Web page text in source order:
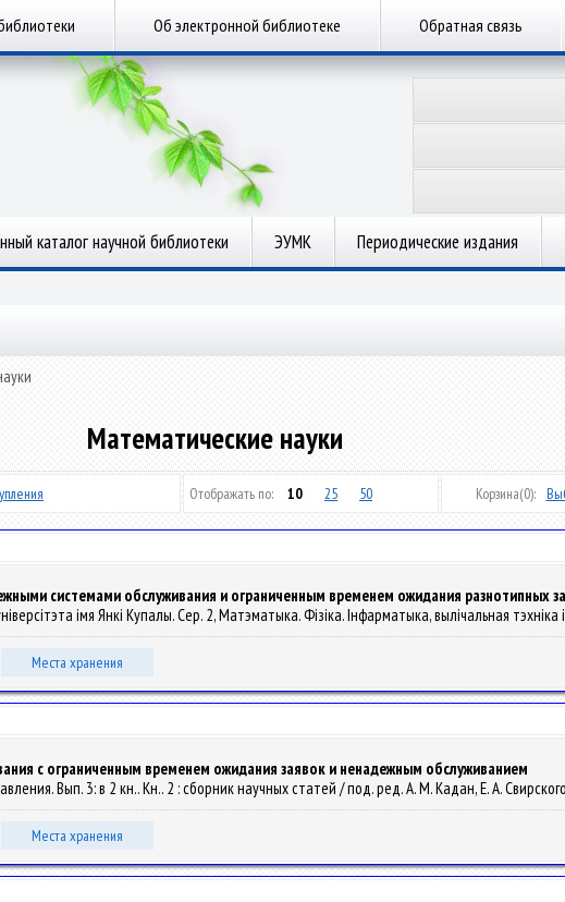
Об электронной библиотеке Обратная связь
каталог научной библиотеки ЭУМК Периодические издания
Математические науки
Отображать по: 10 25 50 Корзина(0):
системами обслуживания и ограниченным временем ожидания разнотипных
імя Янкі Купалы. Сер. 2, Матэматыка. Фізіка. Інфарматыка, вылічальная
Места хранения
с ограниченным временем ожидания заявок и ненадежным обслуживанием
Вып. 3: в 2 кн.. Кн.. 2 : сборник научных статей / под. ред. А. М. Кадан, Е. А.
Места хранения